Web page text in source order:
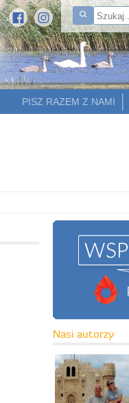
PISZ RAZEM Z NAMI
Nasi autorzy